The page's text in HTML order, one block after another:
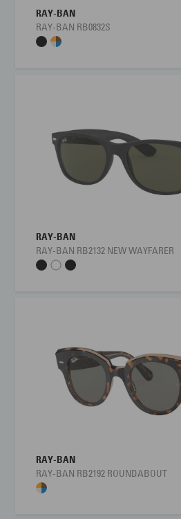
RAY-BAN
RAY-BAN RB0832S
RAY-BAN
RAY-BAN RB2132 NEW WAYFARER
RAY-BAN
RAY-BAN RB2192 ROUNDABOUT